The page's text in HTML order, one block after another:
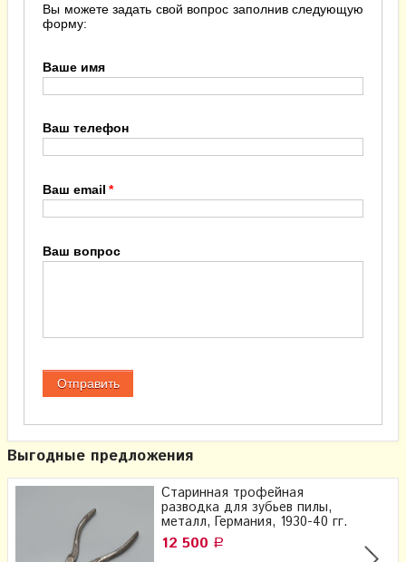
Вы можете задать свой вопрос заполнив следующую
форму:
Ваше имя
Ваш телефон
Ваш email
Ваш вопрос
Выгодные предложения
Старинная трофейная
разводка для зубьев пилы,
металл, Германия, 1930-40 гг.
12 500 Р